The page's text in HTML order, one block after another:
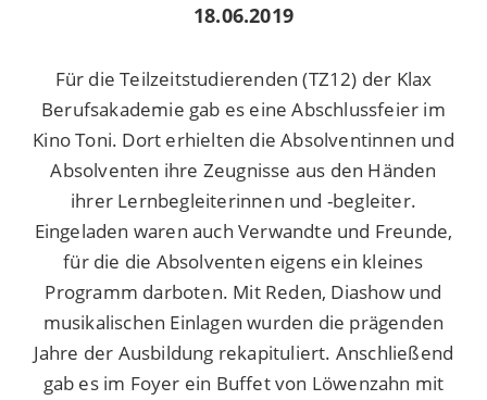
18.06.2019
Für die Teilzeitstudierenden (TZ12) der Klax
Berufsakademie gab es eine Abschlussfeier im
Kino Toni. Dort erhielten die Absolventinnen und
Absolventen ihre Zeugnisse aus den Händen
ihrer Lernbegleiterinnen und -begleiter.
Eingeladen waren auch Verwandte und Freunde,
für die die Absolventen eigens ein kleines
Programm darboten. Mit Reden, Diashow und
musikalischen Einlagen wurden die prägenden
Jahre der Ausbildung rekapituliert. Anschließend
gab es im Foyer ein Buffet von Löwenzahn mit